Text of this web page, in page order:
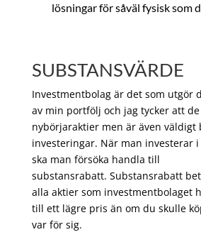
lösningar för såväl fysisk som
SUBSTANSVÄRDE
Investmentbolag är det som utgör
av min portfölj och jag tycker att
nybörjaraktier men är även väldigt
investeringar. När man investerar
ska man försöka handla till
substansrabatt. Substansrabatt
alla aktier som investmentbolaget
till ett lägre pris än om du skulle
var för sig.